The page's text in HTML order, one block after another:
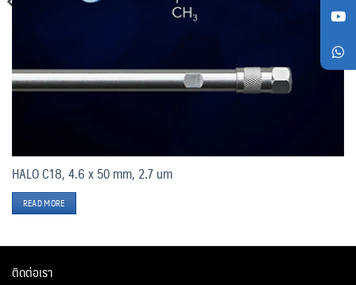
HALO C18, 4.6 x 50 mm, 2.7 um
READ MORE
ติดต่อเรา